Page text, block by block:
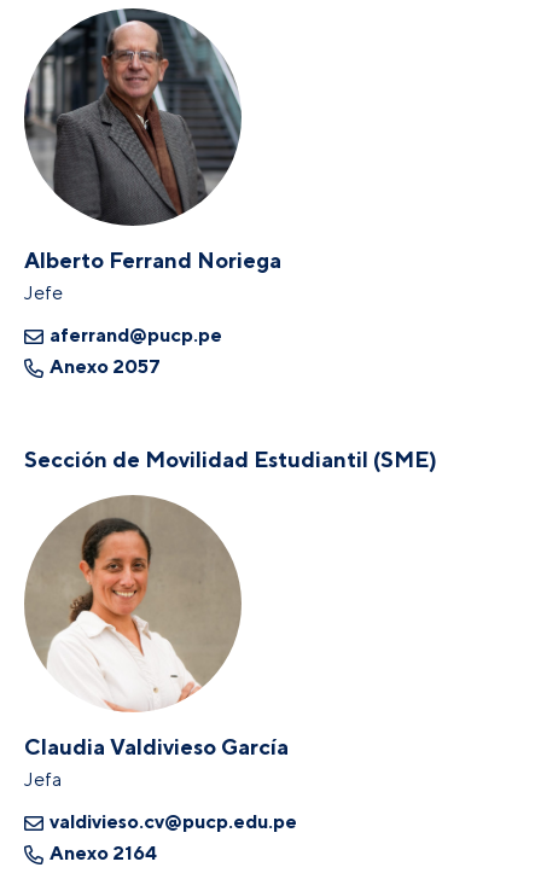
Alberto Ferrand Noriega
Jefe
aferrand@pucp.pe
Anexo 2057
Sección de Movilidad Estudiantil (SME)
Claudia Valdivieso García
Jefa
valdivieso.cv@pucp.edu.pe
Anexo 2164